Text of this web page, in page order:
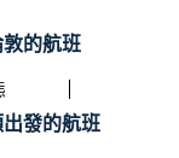
的航班
發的航班